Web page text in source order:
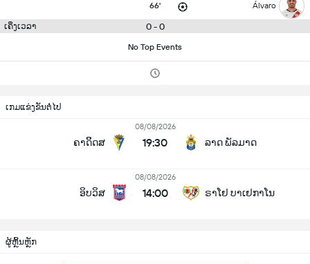
66' Álvaro
ເຄິ່ງເວລາ 0 - 0
No Top Events
ເກມແຂ່ງຂັນຕໍ່ໄປ
ຄາດິິດສ
08/08/2026
19:30 ລາດ ພັລມາດ
ອິບວິສ
08/08/2026
14:00 ຣາໂຢ ບາເຢກາໂນ
ຜູ້ຫຼິ້ນຫຼັກ